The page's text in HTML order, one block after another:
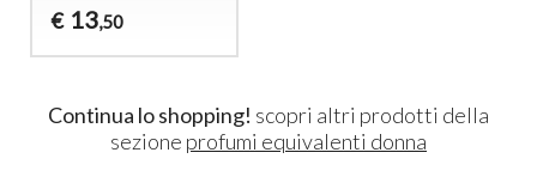
€ 13,50
Continua lo shopping! scopri altri prodotti della
sezione profumi equivalenti donna